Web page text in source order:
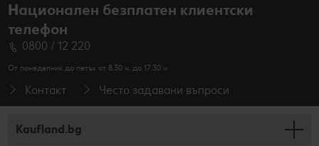
Национален безплатен клиентски
телефон
0800 / 12 220
От понеделник до петък от 8.30 ч. до 17.30 ч.
Контакт Често задавани въпроси
Kaufland.bg